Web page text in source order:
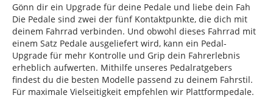
Gönn dir ein Upgrade für deine Pedale und liebe dein Fah
Die Pedale sind zwei der fünf Kontaktpunkte, die dich mit
deinem Fahrrad verbinden. Und obwohl dieses Fahrrad mit
einem Satz Pedale ausgeliefert wird, kann ein Pedal-
Upgrade für mehr Kontrolle und Grip dein Fahrerlebnis
erheblich aufwerten. Mithilfe unseres Pedalratgebers
findest du die besten Modelle passend zu deinem Fahrstil.
Für maximale Vielseitigkeit empfehlen wir Plattformpedale.